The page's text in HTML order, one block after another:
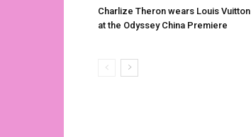
Charlize Theron wears Louis Vuitton
at the Odyssey China Premiere